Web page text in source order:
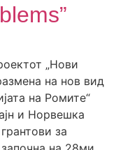
„Нови
на нов вид
на Ромите“
и Норвешка
за